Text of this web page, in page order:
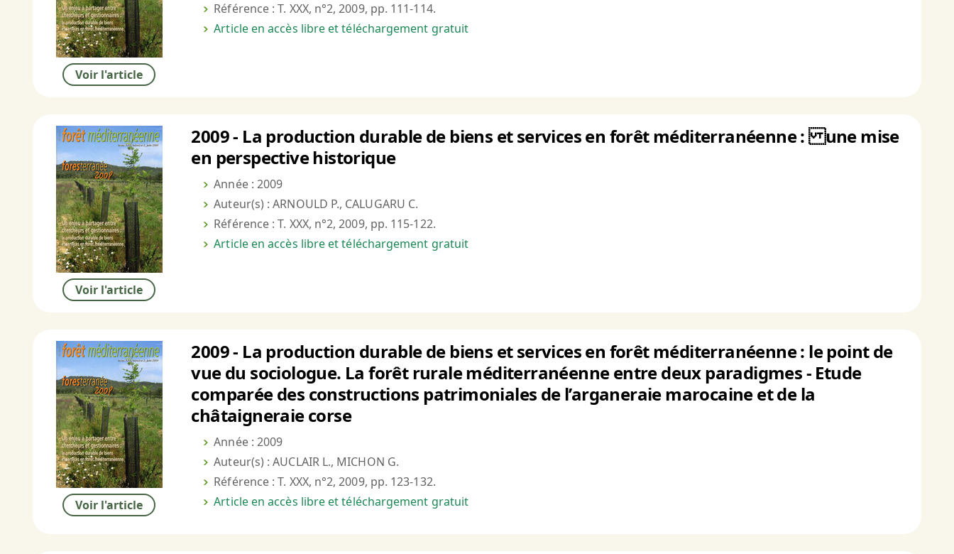
Voir l'article
Référence : T. XXX, n°2, 2009, pp. 111-114.
Article en accès libre et téléchargement gratuit
Voir l'article
2009 - La production durable de biens et services en forêt méditerranéenne : une mise
en perspective historique
Année : 2009
Auteur(s) : ARNOULD P., CALUGARU C.
Référence : T. XXX, n°2, 2009, pp. 115-122.
Article en accès libre et téléchargement gratuit
Voir l'article
2009 - La production durable de biens et services en forêt méditerranéenne : le point de
vue du sociologue. La forêt rurale méditerranéenne entre deux paradigmes - Etude
comparée des constructions patrimoniales de l’arganeraie marocaine et de la
châtaigneraie corse
Année : 2009
Auteur(s) : AUCLAIR L., MICHON G.
Référence : T. XXX, n°2, 2009, pp. 123-132.
Article en accès libre et téléchargement gratuit